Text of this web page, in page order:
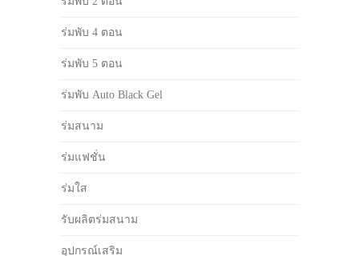
ร่มพับ 4 ตอน
ร่มพับ 5 ตอน
ร่มพับ Auto Black Gel
ร่มสนาม
ร่มแฟชั่น
ร่มใส
รับผลิตร่มสนาม
อุปกรณ์เสริม